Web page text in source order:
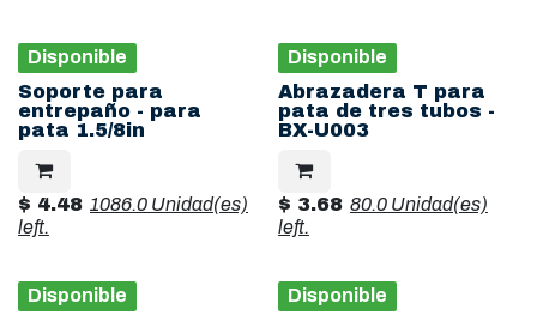
Disponible
Soporte para
entrepaño - para
pata 1.5/8in
$ 4.48 1086.0 Unidad(es)
left.
Disponible
Abrazadera T para
pata de tres tubos -
BX-U003
$ 3.68 80.0 Unidad(es)
left.
Disponible
Disponible